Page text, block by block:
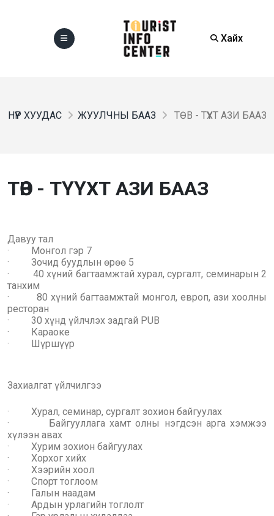
Хайх
НҮҮР ХУУДАС ЖУУЛЧНЫ БААЗ ТӨВ - ТҮҮХТ АЗИ БААЗ
ТӨВ - ТҮҮХТ АЗИ БААЗ
Давуу тал
· Монгол гэр 7
· Зочид буудлын өрөө 5
· 40 хүний багтаамжтай хурал, сургалт, семинарын 2
танхим
· 80 хүний багтаамжтай монгол, европ, ази хоолны
ресторан
· 30 хүнд үйлчлэх задгай PUB
· Караоке
· Шүршүүр
Захиалгат үйлчилгээ
· Хурал, семинар, сургалт зохион байгуулах
· Байгууллага хамт олны нэгдсэн арга хэмжээ
хүлээн авах
· Хурим зохион байгуулах
· Хорхог хийх
· Хээрийн хоол
· Спорт тоглоом
· Галын наадам
· Ардын урлагийн тоглолт